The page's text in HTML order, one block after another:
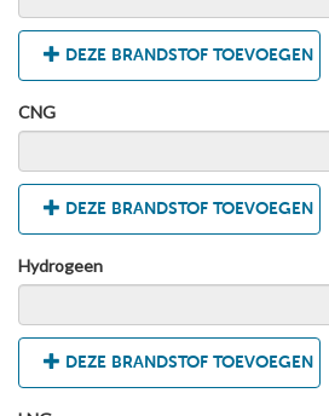
DEZE BRANDSTOF TOEVOEGEN
CNG
DEZE BRANDSTOF TOEVOEGEN
Hydrogeen
DEZE BRANDSTOF TOEVOEGEN